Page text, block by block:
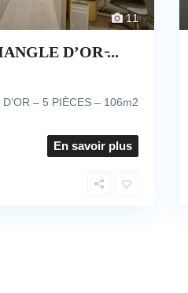
11
D’OR ̵...
– 5 PIÈCES – 106m2
En savoir plus